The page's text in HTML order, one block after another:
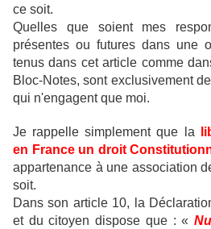
ce soit.
Quelles que soient mes
présentes ou futures dans une
tenus dans cet article comme
Bloc-Notes, sont exclusivement
qui n'engagent que moi.
Je rappelle simplement que la
en France un droit
appartenance à une association
soit.
Dans son article 10, la
et du citoyen dispose que : «